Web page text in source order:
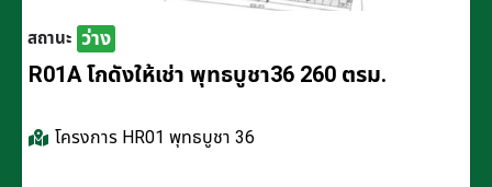
สถานะ ว่าง
R01A โกดังให้เช่า พุทธบูชา36 260 ตรม.
โครงการ HR01 พุทธบูชา 36